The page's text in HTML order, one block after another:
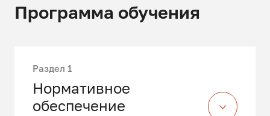
Программа обучения
Раздел 1
Нормативное
обеспечение